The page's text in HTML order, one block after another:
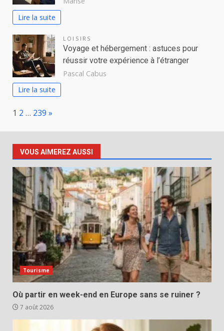
Lire la suite
LOISIRS
Voyage et hébergement : astuces pour
réussir votre expérience à l’étranger
Pascal Cabus
Lire la suite
Page:
1 2 … 239 Next
»
VOUS AIMEREZ AUSSI
Tourisme
Où partir en week-end en Europe sans se ruiner ?
7 août 2026